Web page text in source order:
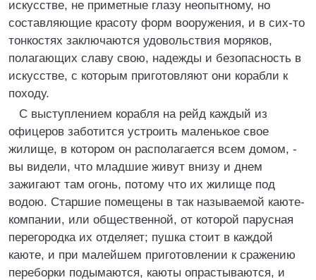
искусстве, не приметные глазу неопытному, но
составляющие красоту форм вооружения, и в сих-то
тонкостях заключаются удовольствия моряков,
полагающих славу свою, надежды и безопасность в
искусстве, с которым приготовляют они корабли к
походу.
С выступлением корабля на рейд каждый из
офицеров заботится устроить маленькое свое
жилище, в котором он располагается всем домом, -
вы видели, что младшие живут внизу и днем
зажигают там огонь, потому что их жилище под
водою. Старшие помещены в так называемой каюте-
компании, или общественной, от которой парусная
перегородка их отделяет; пушка стоит в каждой
каюте, и при малейшем приготовлении к сражению
переборки подымаются, каюты опрастываются, и